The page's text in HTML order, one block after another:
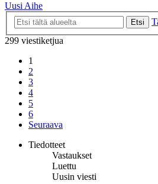
Uusi Aihe
Etsi
299 viestiketjua
1
2
3
4
5
6
Seuraava
Tiedotteet
Vastaukset
Luettu
Uusin viesti